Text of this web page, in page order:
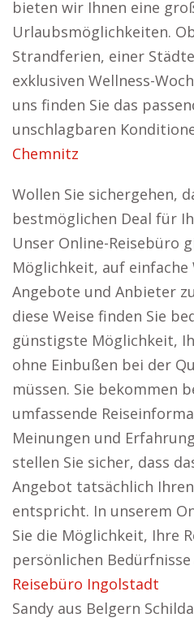
bieten wir Ihnen eine
Urlaubsmöglichkeiten.
Strandferien, einer
exklusiven Wellness-
uns finden Sie das
unschlagbaren
Chemnitz
Wollen Sie sichergehen,
bestmöglichen Deal für
Unser Online-Reisebüro
Möglichkeit, auf einfache
Angebote und Anbieter
diese Weise finden Sie
günstigste Möglichkeit,
ohne Einbußen bei der
müssen. Sie bekommen
umfassende
Meinungen und
stellen Sie sicher, dass
Angebot tatsächlich
entspricht. In unserem
Sie die Möglichkeit, Ihre
persönlichen Bedürfnisse
Reisebüro Ingolstadt
Sandy aus Belgern